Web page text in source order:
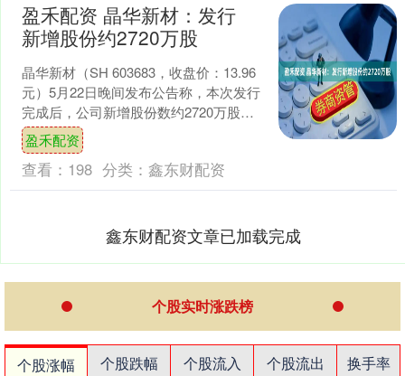
盈禾配资 晶华新材：发行
新增股份约2720万股
晶华新材（SH 603683，收盘价：13.96
元）5月22日晚间发布公告称，本次发行
完成后，公司新增股份数约2720万股，
发行价格8.36元/股，募集资金总额....
盈禾配资
查看： 198 分类： 鑫东财配资
鑫东财配资文章已加载完成
个股实时涨跌榜
个股涨幅 个股跌幅 个股流入 个股流出
换手率